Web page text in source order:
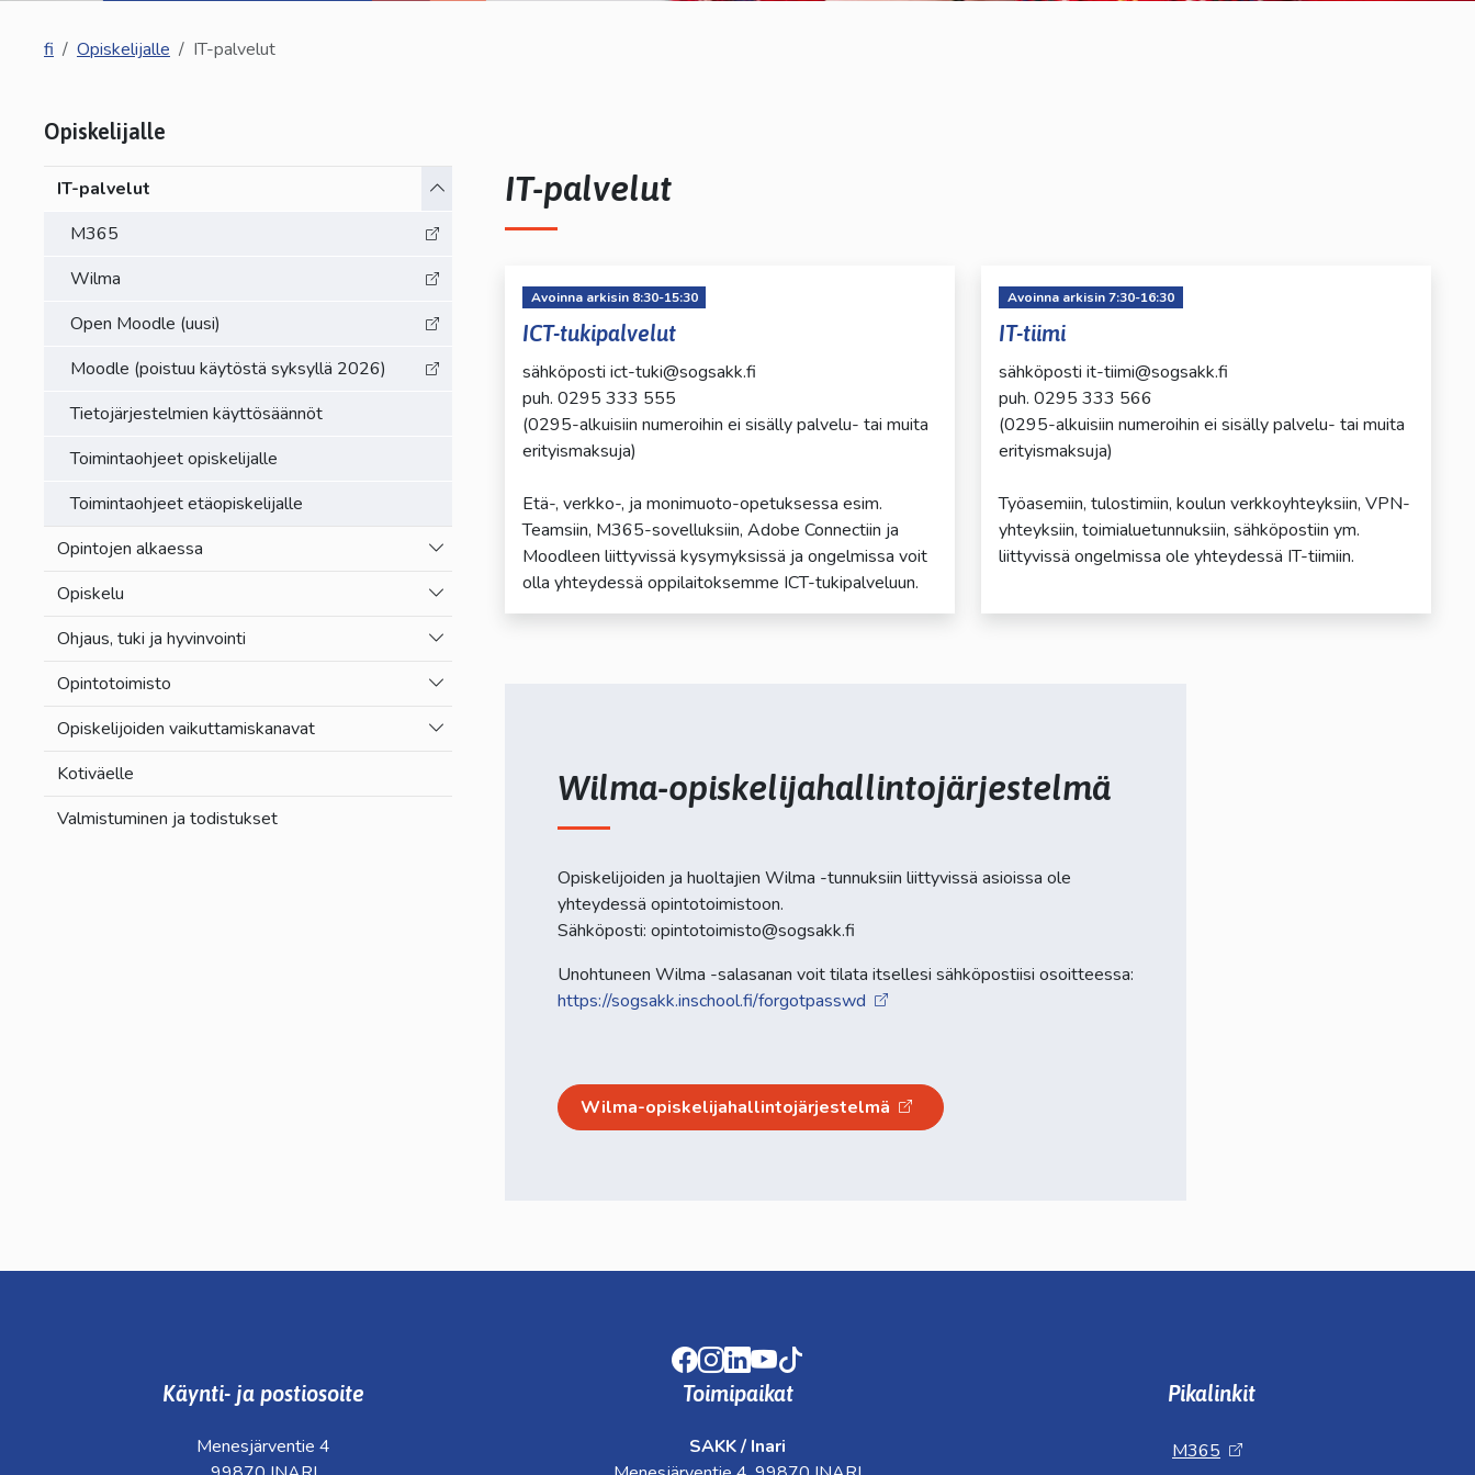
fi Opiskelijalle IT-palvelut
Opiskelijalle
IT-palvelut
Vaihda alasvetovalikkoa
M365
Wilma
Open Moodle (uusi)
Moodle (poistuu käytöstä syksyllä 2026)
Tietojärjestelmien käyttösäännöt
Toimintaohjeet opiskelijalle
Toimintaohjeet etäopiskelijalle
Opintojen alkaessa
Vaihda alasvetovalikkoa
Opiskelu
Vaihda alasvetovalikkoa
Ohjaus, tuki ja hyvinvointi
Vaihda alasvetovalikkoa
Opintotoimisto
Vaihda alasvetovalikkoa
Opiskelijoiden vaikuttamiskanavat
Vaihda alasvetovalikkoa
Kotiväelle
Valmistuminen ja todistukset
IT-palvelut
Avoinna arkisin 8:30-15:30
ICT-tukipalvelut
sähköposti ict-tuki@sogsakk.fi
puh. 0295 333 555
(0295-alkuisiin numeroihin ei sisälly palvelu- tai muita
erityismaksuja)
Etä-, verkko-, ja monimuoto-opetuksessa esim.
Teamsiin, M365-sovelluksiin, Adobe Connectiin ja
Moodleen liittyvissä kysymyksissä ja ongelmissa voit
olla yhteydessä oppilaitoksemme ICT-tukipalveluun.
Avoinna arkisin 7:30-16:30
IT-tiimi
sähköposti it-tiimi@sogsakk.fi
​​​​​​​puh. 0295 333 566
(0295-alkuisiin numeroihin ei sisälly palvelu- tai muita
erityismaksuja)
Työasemiin, tulostimiin, koulun verkkoyhteyksiin, VPN-
yhteyksiin, toimialuetunnuksiin, sähköpostiin ym.
liittyvissä ongelmissa ole yhteydessä IT-tiimiin.
Wilma-opiskelijahallintojärjestelmä
Opiskelijoiden ja huoltajien Wilma -tunnuksiin liittyvissä asioissa ole
yhteydessä opintotoimistoon.
Sähköposti: opintotoimisto@sogsakk.fi
Unohtuneen Wilma -salasanan voit tilata itsellesi sähköpostiisi osoitteessa:
https://sogsakk.inschool.fi/forgotpasswd
Wilma-opiskelijahallintojärjestelmä
Facebook
Instagram
LinkedIn
Youtube
Käynti- ja postiosoite
Menesjärventie 4
Toimipaikat
SAKK / Inari
Pikalinkit
M365